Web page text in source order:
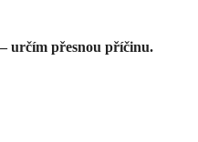
určím přesnou příčinu.